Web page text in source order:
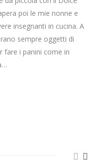
poi le mie nonne e
insegnanti in cucina. A
sempre oggetti di
fare i panini come in